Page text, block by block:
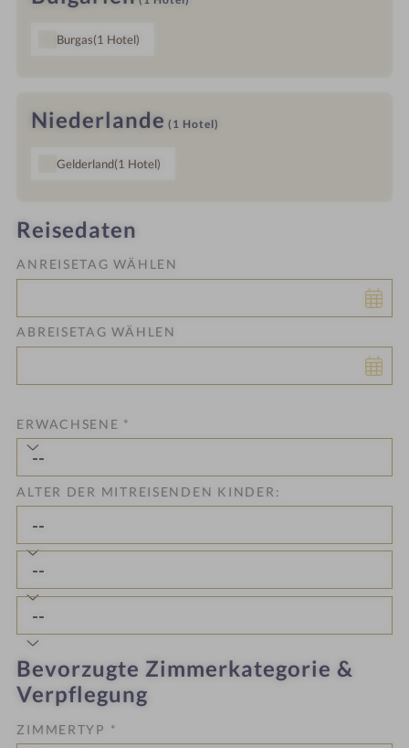
Burgas(1 Hotel)
Niederlande (1 Hotel)
Gelderland(1 Hotel)
Reisedaten
ANREISETAG WÄHLEN
ABREISETAG WÄHLEN
ERWACHSENE *
ALTER DER MITREISENDEN KINDER:
Bevorzugte Zimmerkategorie &
Verpflegung
ZIMMERTYP *